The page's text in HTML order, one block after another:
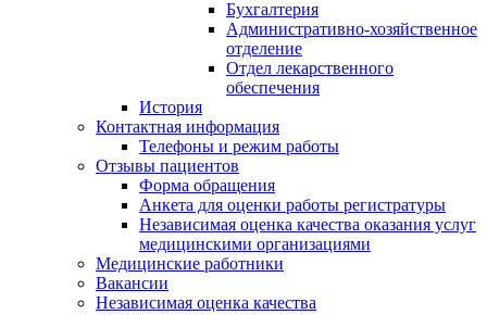
Бухгалтерия
Административно-хозяйственное
отделение
Отдел лекарственного
обеспечения
История
Контактная информация
Телефоны и режим работы
Отзывы пациентов
Форма обращения
Анкета для оценки работы регистратуры
Независимая оценка качества оказания услуг
медицинскими организациями
Медицинские работники
Вакансии
Независимая оценка качества